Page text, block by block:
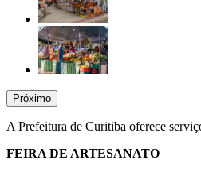
Próximo
A Prefeitura de Curitiba oferece
FEIRA DE ARTESANATO